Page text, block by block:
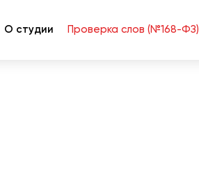
О студии Проверка слов (№168-ФЗ)